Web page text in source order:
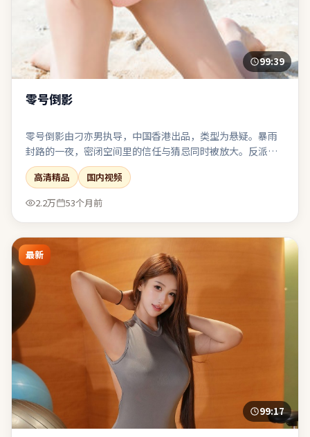
99:39
零号倒影
零号倒影由刁亦男执导，中国香港出品，类型为悬疑。暴雨
封路的一夜，密闭空间里的信任与猜忌同时被放大。反派并
非脸谱化恶魔，其选择背后有可被理解却不可被原谅的逻
辑。节奏前松后紧，耐心跟随可获得较强的情绪回报。
高清精品
国内视频
2.2万
53个月前
最新
99:17